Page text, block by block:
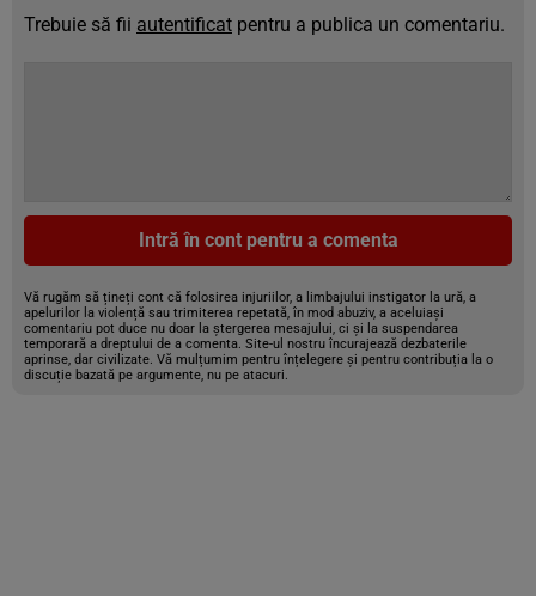
Trebuie să fii autentificat pentru a publica un comentariu.
Intră în cont pentru a comenta
Vă rugăm să țineți cont că folosirea injuriilor, a limbajului instigator la ură, a
apelurilor la violență sau trimiterea repetată, în mod abuziv, a aceluiași
comentariu pot duce nu doar la ștergerea mesajului, ci și la suspendarea
temporară a dreptului de a comenta. Site-ul nostru încurajează dezbaterile
aprinse, dar civilizate. Vă mulțumim pentru înțelegere și pentru contribuția la o
discuție bazată pe argumente, nu pe atacuri.